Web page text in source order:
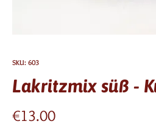
SKU: 603
Lakritzmix süß -
€13.00Price